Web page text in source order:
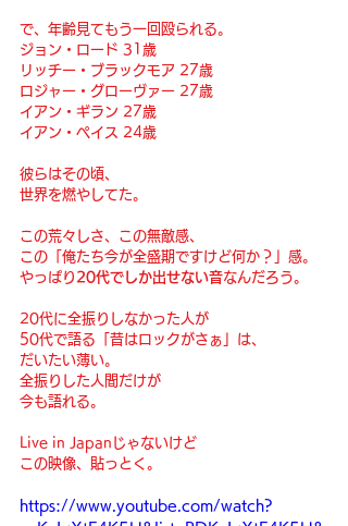
で、年齢見てもう一回殴られる。
ジョン・ロード 31歳
リッチー・ブラックモア 27歳
ロジャー・グローヴァー 27歳
イアン・ギラン 27歳
イアン・ペイス 24歳
彼らはその頃、
世界を燃やしてた。
この荒々しさ、この無敵感、
この「俺たち今が全盛期ですけど何か？」感。
やっぱり 20代でしか出せない音なんだろう。
20代に全振りしなかった人が
50代で語る「昔はロックがさぁ」は、
だいたい薄い。
全振りした人間だけが
今も語れる。
Live in Japanじゃないけど
この映像、貼っとく。
https://www.youtube.com/watch?